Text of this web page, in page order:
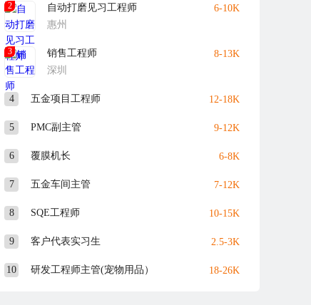
2
自动打磨见习工程师
惠州
6-10K
3
销售工程师
深圳
8-13K
4 五金项目工程师 12-18K
5 PMC副主管 9-12K
6 覆膜机长 6-8K
7 五金车间主管 7-12K
8 SQE工程师 10-15K
9 客户代表实习生 2.5-3K
10 研发工程师主管(宠物用品） 18-26K